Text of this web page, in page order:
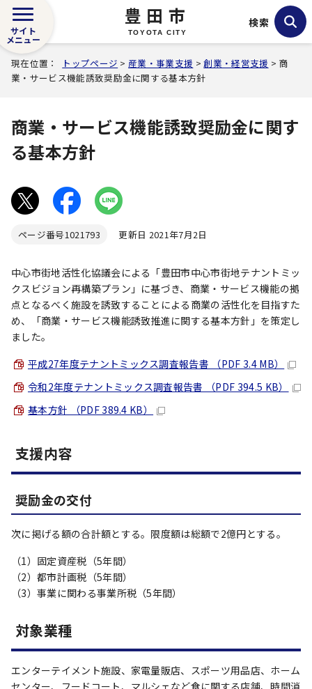
豊田市
TOYOTA CITY
サイト
メニュー
検索
現在位置： トップページ > 産業・事業支援 >創業・経営支援 > 商
業・サービス機能誘致奨励金に関する基本方針
商業・サービス機能誘致奨励金に関す
る基本方針
ページ番号1021793 更新日 2021年7月2日
中心市街地活性化協議会による「豊田市中心市街地テナントミッ
クスビジョン再構築プラン」に基づき、商業・サービス機能の拠
点となるべく施設を誘致することによる商業の活性化を目指すた
め、「商業・サービス機能誘致推進に関する基本方針」を策定し
ました。
平成27年度テナントミックス調査報告書 （PDF 3.4 MB）
令和2年度テナントミックス調査報告書 （PDF 394.5 KB）
基本方針 （PDF 389.4 KB）
支援内容
奨励金の交付
次に掲げる額の合計額とする。限度額は総額で2億円とする。
（1）固定資産税（5年間）
（2）都市計画税（5年間）
（3）事業に関わる事業所税（5年間）
対象業種
エンターテイメント施設、家電量販店、スポーツ用品店、ホーム
センター、フードコート、マルシェなど食に関する店舗、時間消